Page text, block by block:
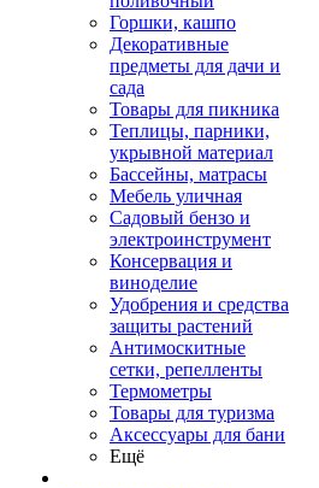
Горшки, кашпо
Декоративные
предметы для дачи и
сада
Товары для пикника
Теплицы, парники,
укрывной материал
Бассейны, матрасы
Мебель уличная
Садовый бензо и
электроинструмент
Консервация и
виноделие
Удобрения и средства
защиты растений
Антимоскитные
сетки, репелленты
Термометры
Товары для туризма
Аксессуары для бани
Ещё